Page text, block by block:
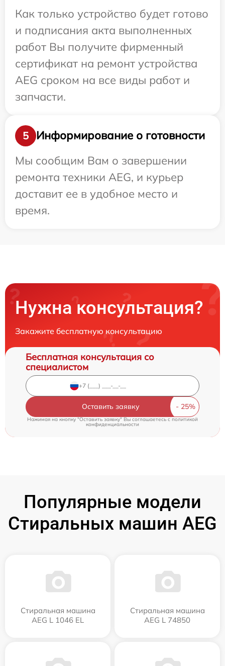
Как только устройство будет готово
и подписания акта выполненных
работ Вы получите фирменный
сертификат на ремонт устройства
AEG сроком на все виды работ и
запчасти.
5
Информирование о готовности
Мы сообщим Вам о завершении
ремонта техники AEG, и курьер
доставит ее в удобное место и
время.
Нужна консультация?
Закажите бесплатную консультацию
Бесплатная консультация со
специалистом
Оставить заявку
Нажимая на кнопку "Оставить заявку" Вы соглашаетесь cполитикой
конфиденциальности
Популярные модели
Стиральных машин AEG
Стиральная машина
AEG L 1046 EL
Стиральная машина
AEG L 74850